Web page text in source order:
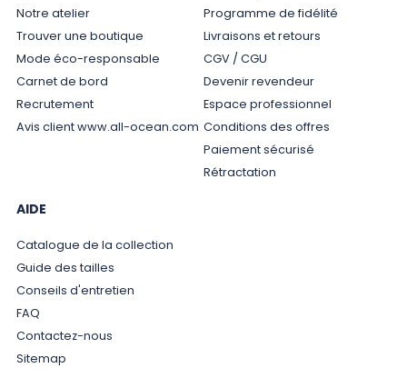
Notre atelier
Trouver une boutique
Mode éco-responsable
Carnet de bord
Recrutement
Avis client www.all-ocean.com
Programme de fidélité
Livraisons et retours
CGV / CGU
Devenir revendeur
Espace professionnel
Conditions des offres
Paiement sécurisé
Rétractation
AIDE
Catalogue de la collection
Guide des tailles
Conseils d'entretien
FAQ
Contactez-nous
Sitemap